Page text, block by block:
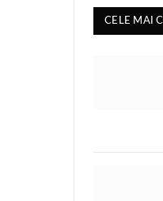
CELE MAI